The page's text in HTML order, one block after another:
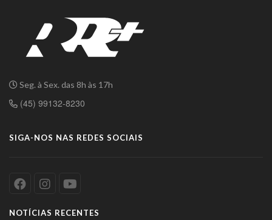
Seg. à Sex. das 8h às 17h
(45) 99132-8230
SIGA-NOS NAS REDES SOCIAIS
NOTÍCIAS RECENTES